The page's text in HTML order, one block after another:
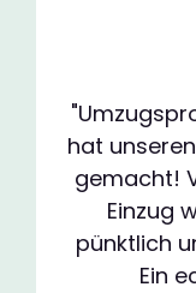
hat
gemacht!
Einzug
pünktlich
Ein